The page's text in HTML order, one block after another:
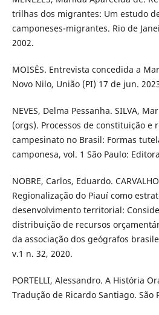
trilhas dos migrantes: Um estudo
camponeses-migrantes. Rio de
2002.
MOISÉS. Entrevista concedida a
Novo Nilo, União (PI) 17 de jun.
NEVES, Delma Pessanha. SILVA,
(orgs). Processos de constituição e
campesinato no Brasil: Formas
camponesa, vol. 1 São Paulo:
NOBRE, Carlos, Eduardo.
Regionalização do Piauí como
desenvolvimento territorial:
distribuição de recursos
da associação dos geógrafos
v.1 n. 32, 2020.
PORTELLI, Alessandro. A História
Tradução de Ricardo Santiago. São